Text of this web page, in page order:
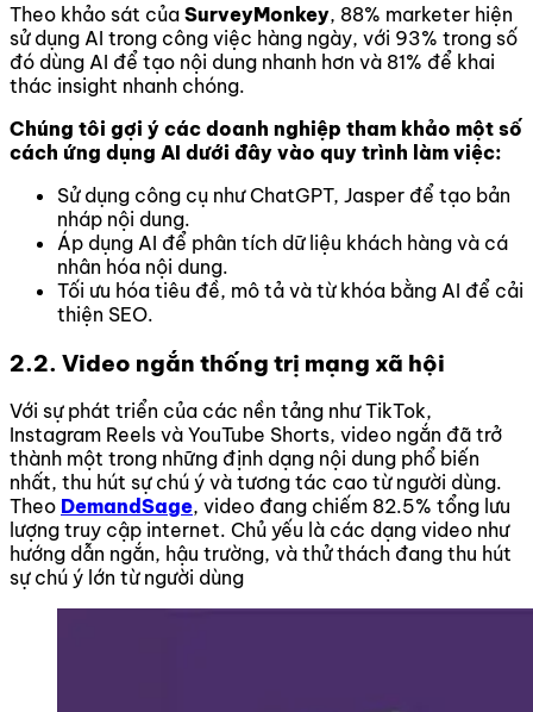
Theo khảo sát của SurveyMonkey, 88% marketer hiện
sử dụng AI trong công việc hàng ngày, với 93% trong số
đó dùng AI để tạo nội dung nhanh hơn và 81% để khai
thác insight nhanh chóng.
Chúng tôi gợi ý các doanh nghiệp tham khảo một số
cách ứng dụng AI dưới đây vào quy trình làm việc:
Sử dụng công cụ như ChatGPT, Jasper để tạo bản
nháp nội dung.
Áp dụng AI để phân tích dữ liệu khách hàng và cá
nhân hóa nội dung.
Tối ưu hóa tiêu đề, mô tả và từ khóa bằng AI để cải
thiện SEO.
2.2. Video ngắn thống trị mạng xã hội
Với sự phát triển của các nền tảng như TikTok,
Instagram Reels và YouTube Shorts, video ngắn đã trở
thành một trong những định dạng nội dung phổ biến
nhất, thu hút sự chú ý và tương tác cao từ người dùng.
Theo DemandSage, video đang chiếm 82.5% tổng lưu
lượng truy cập internet. Chủ yếu là các dạng video như
hướng dẫn ngắn, hậu trường, và thử thách đang thu hút
sự chú ý lớn từ người dùng